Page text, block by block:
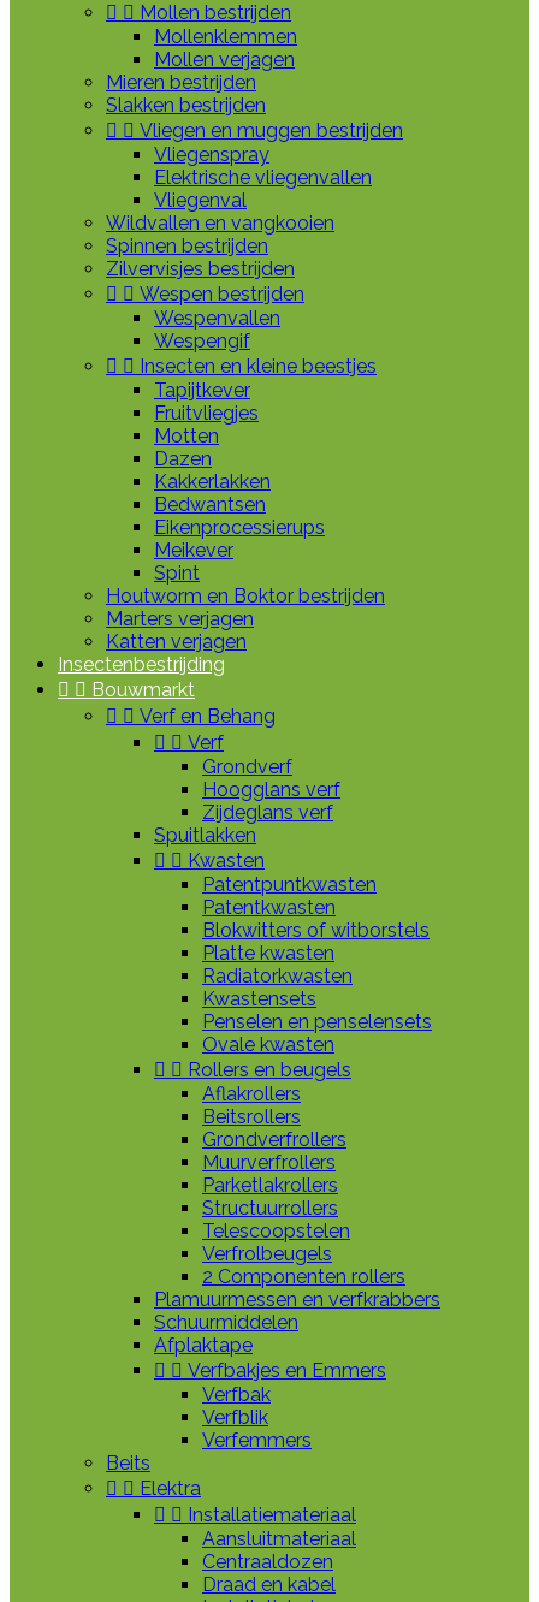
  Mollen bestrijden
Mollenklemmen
Mollen verjagen
Mieren bestrijden
Slakken bestrijden
  Vliegen en muggen bestrijden
Vliegenspray
Elektrische vliegenvallen
Vliegenval
Wildvallen en vangkooien
Spinnen bestrijden
Zilvervisjes bestrijden
  Wespen bestrijden
Wespenvallen
Wespengif
  Insecten en kleine beestjes
Tapijtkever
Fruitvliegjes
Motten
Dazen
Kakkerlakken
Bedwantsen
Eikenprocessierups
Meikever
Spint
Houtworm en Boktor bestrijden
Marters verjagen
Katten verjagen
Insectenbestrijding
  Bouwmarkt
  Verf en Behang
  Verf
Grondverf
Hoogglans verf
Zijdeglans verf
Spuitlakken
  Kwasten
Patentpuntkwasten
Patentkwasten
Blokwitters of witborstels
Platte kwasten
Radiatorkwasten
Kwastensets
Penselen en penselensets
Ovale kwasten
  Rollers en beugels
Aflakrollers
Beitsrollers
Grondverfrollers
Muurverfrollers
Parketlakrollers
Structuurrollers
Telescoopstelen
Verfrolbeugels
2 Componenten rollers
Plamuurmessen en verfkrabbers
Schuurmiddelen
Afplaktape
  Verfbakjes en Emmers
Verfbak
Verfblik
Verfemmers
Beits
  Elektra
  Installatiemateriaal
Aansluitmateriaal
Centraaldozen
Draad en kabel